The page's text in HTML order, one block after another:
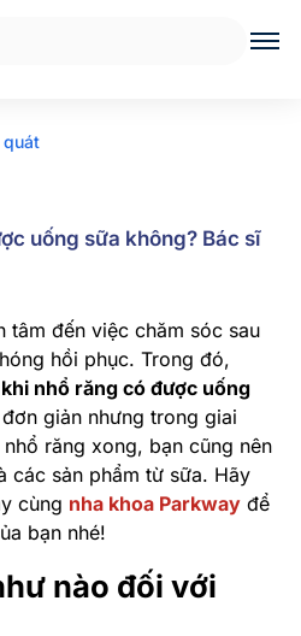
quát
uống sữa không? Bác sĩ
tâm đến việc chăm sóc sau
hồi phục. Trong đó,
nhổ răng có được uống
giản nhưng trong giai
răng xong, bạn cũng nên
các sản phẩm từ sữa. Hãy
cùng nha khoa Parkway để
bạn nhé!
nào đối với